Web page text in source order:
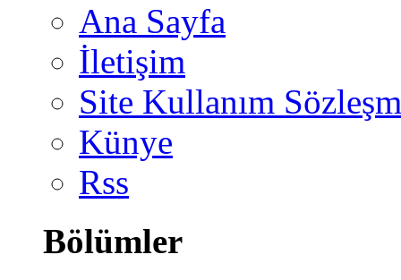
Ana Sayfa
İletişim
Site Kullanım
Künye
Rss
Bölümler